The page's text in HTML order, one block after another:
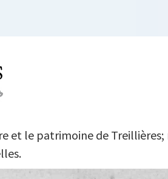
TEMPS
et le patrimoine de